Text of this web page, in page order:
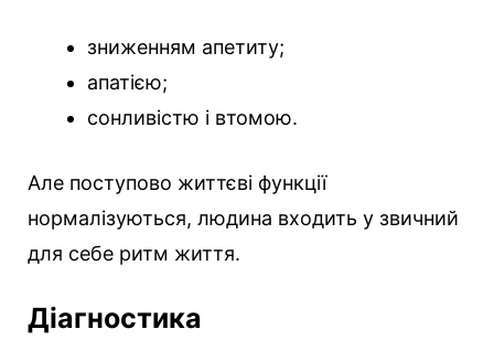
зниженням апетиту;
апатією;
сонливістю і втомою.
Але поступово життєві функції
нормалізуються, людина входить у звичний
для себе ритм життя.
Діагностика